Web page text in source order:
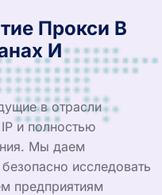
Прокси В
И
в отрасли
и полностью
Мы даем
исследовать
предприятиям